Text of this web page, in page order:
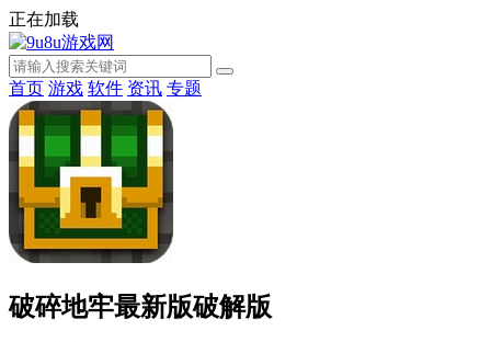
正在加载
首页 游戏 软件 资讯 专题
破碎地牢最新版破解版